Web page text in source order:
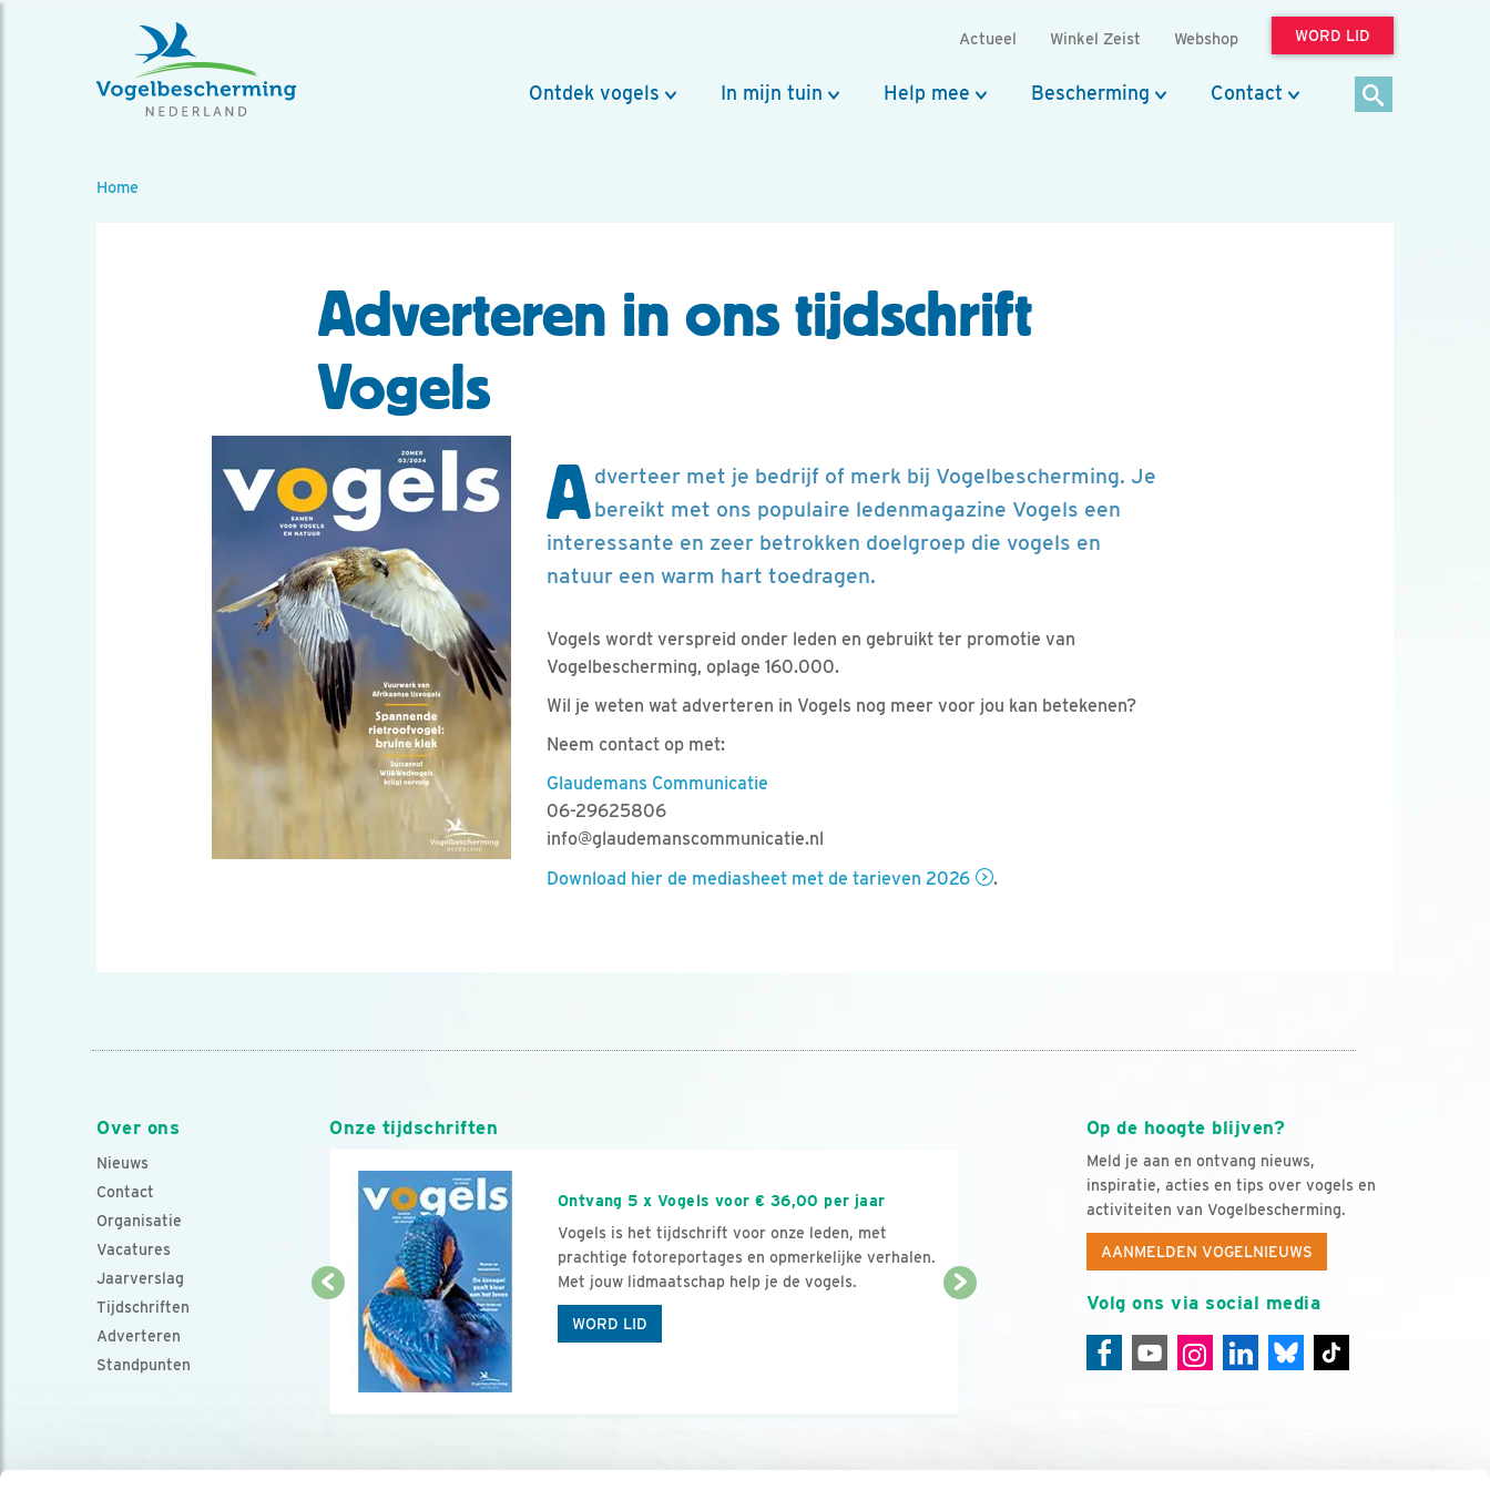
Actueel Winkel Zeist Webshop WORD LID
Ontdek vogels In mijn tuin Help mee Bescherming Contact
Home
Adverteren in ons tijdschrift
Vogels
Adverteer met je bedrijf of merk bij Vogelbescherming. Je
bereikt met ons populaire ledenmagazine Vogels een
interessante en zeer betrokken doelgroep die vogels en
natuur een warm hart toedragen.
Vogels wordt verspreid onder leden en gebruikt ter promotie van
Vogelbescherming, oplage 160.000.
Wil je weten wat adverteren in Vogels nog meer voor jou kan betekenen?
Neem contact op met:
Glaudemans Communicatie
06-29625806
info@glaudemanscommunicatie.nl
Download hier de mediasheet met de tarieven 2026
.
Over ons
Nieuws
Contact
Organisatie
Vacatures
Jaarverslag
Tijdschriften
Adverteren
Standpunten
Op de hoogte blijven?
Meld je aan en ontvang nieuws,
inspiratie, acties en tips over vogels en
activiteiten van Vogelbescherming.
AANMELDEN VOGELNIEUWS
Volg ons via social media
Onze tijdschriften
Ontvang 5 x Vogels voor € 36,00 per jaar
Vogels is het tijdschrift voor onze leden, met
prachtige fotoreportages en opmerkelijke verhalen.
Met jouw lidmaatschap help je de vogels.
WORD LID